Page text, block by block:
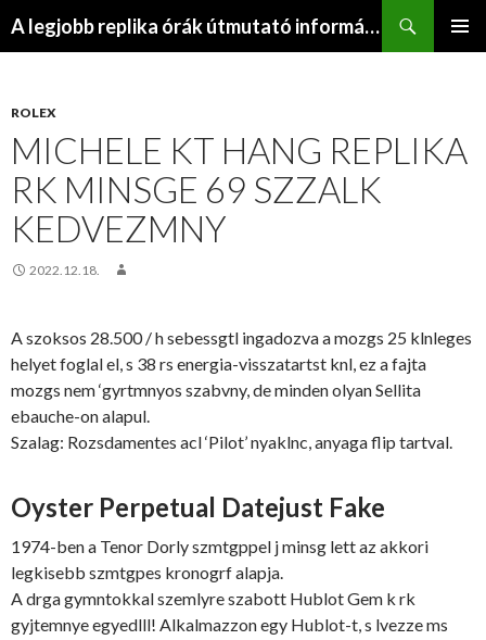
A legjobb replika órák útmutató információs webhelye
ROLEX
MICHELE KT HANG REPLIKA
RK MINSGE 69 SZZALK
KEDVEZMNY
2022.12.18.
A szoksos 28.500 / h sebessgtl ingadozva a mozgs 25 klnleges
helyet foglal el, s 38 rs energia-visszatartst knl, ez a fajta
mozgs nem ‘gyrtmnyos szabvny, de minden olyan Sellita
ebauche-on alapul.
Szalag: Rozsdamentes acl ‘Pilot’ nyaklnc, anyaga flip tartval.
Oyster Perpetual Datejust Fake
1974-ben a Tenor Dorly szmtgppel j minsg lett az akkori
legkisebb szmtgpes kronogrf alapja.
A drga gymntokkal szemlyre szabott Hublot Gem k rk
gyjtemnye egyedlll! Alkalmazzon egy Hublot-t, s lvezze ms